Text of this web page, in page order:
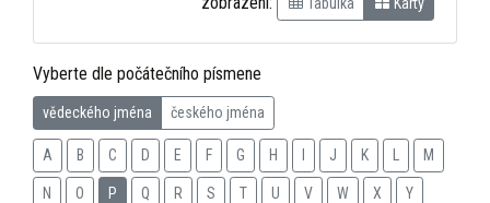
Vyberte dle počátečního písmene
vědeckého jména českého jména
A B C D E F G H J K M
N O P Q R S T U V W X Y